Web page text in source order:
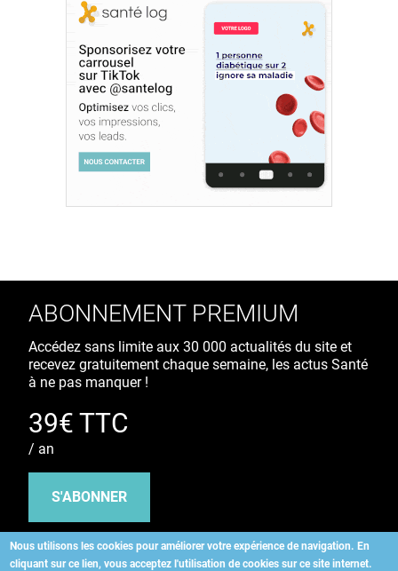
Nous utilisons les cookies pour améliorer votre expérience de navigation. En
cliquant sur ce lien, vous acceptez l'utilisation de cookies sur ce site internet.
ABONNEMENT PREMIUM
Accédez sans limite aux 30 000 actualités du site et
recevez gratuitement chaque semaine, les actus Santé
à ne pas manquer !
39€ TTC
/ an
S'ABONNER